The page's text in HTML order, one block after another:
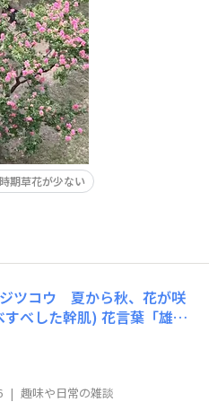
期草花が少ない
ツコウ 夏から秋、花が咲
幹肌) 花言葉「雄
嬌」など
| 趣味や日常の雑談